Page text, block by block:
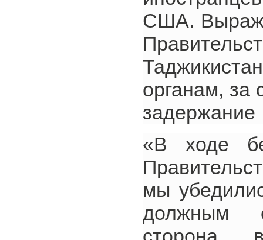
США.
органам, за
задержание
«В ходе
мы
должным